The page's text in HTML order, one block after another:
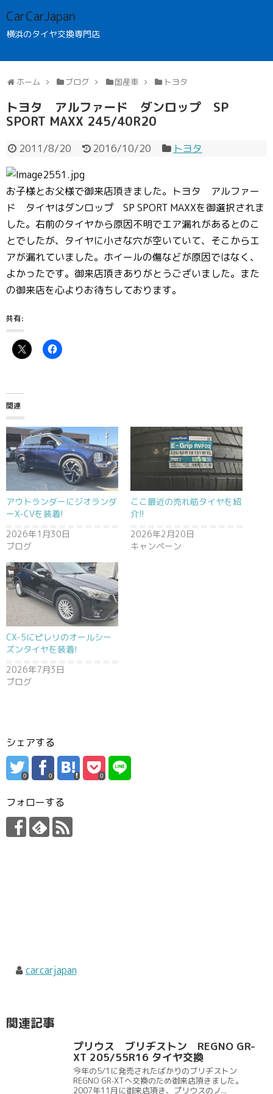
CarCarJapan
横浜のタイヤ交換専門店
ホーム ブログ 国産車 トヨタ
トヨタ アルファード ダンロップ SP
SPORT MAXX 245/40R20
2011/8/20 2016/10/20 トヨタ
お子様とお父様で御来店頂きました。トヨタ アルファー
ド タイヤはダンロップ SP SPORT MAXXを御選択されま
した。右前のタイヤから原因不明でエア漏れがあるとのこ
とでしたが、タイヤに小さな穴が空いていて、そこからエ
アが漏れていました。ホイールの傷などが原因ではなく、
よかったです。御来店頂きありがとうございました。また
の御来店を心よりお待ちしております。
共有:
関連
アウトランダーにジオランダ
ーX-CVを装着!
2026年1月30日
ブログ
ここ最近の売れ筋タイヤを紹
介!!
2026年2月20日
キャンペーン
CX-5にピレリのオールシー
ズンタイヤを装着!
2026年7月3日
ブログ
シェアする
0 0 0
フォローする
carcarjapan
関連記事
プリウス ブリヂストン REGNO GR-
XT 205/55R16 タイヤ交換
今年の5/1に発売されたばかりのブリヂストン
REGNO GR-XTへ交換のため御来店頂きました。
2007年11月に御来店頂き、プリウスのノ...